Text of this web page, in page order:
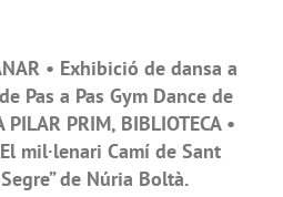
• Exhibició de dansa a
Pas a Pas Gym Dance de
PRIM, BIBLIOTECA •
mil·lenari Camí de Sant
de Núria Boltà.